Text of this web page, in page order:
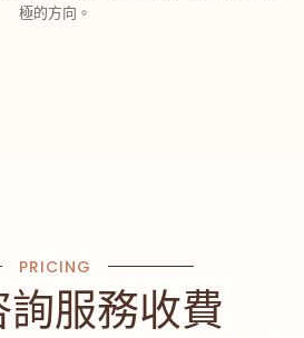
極的方向。
PRICING
服務收費